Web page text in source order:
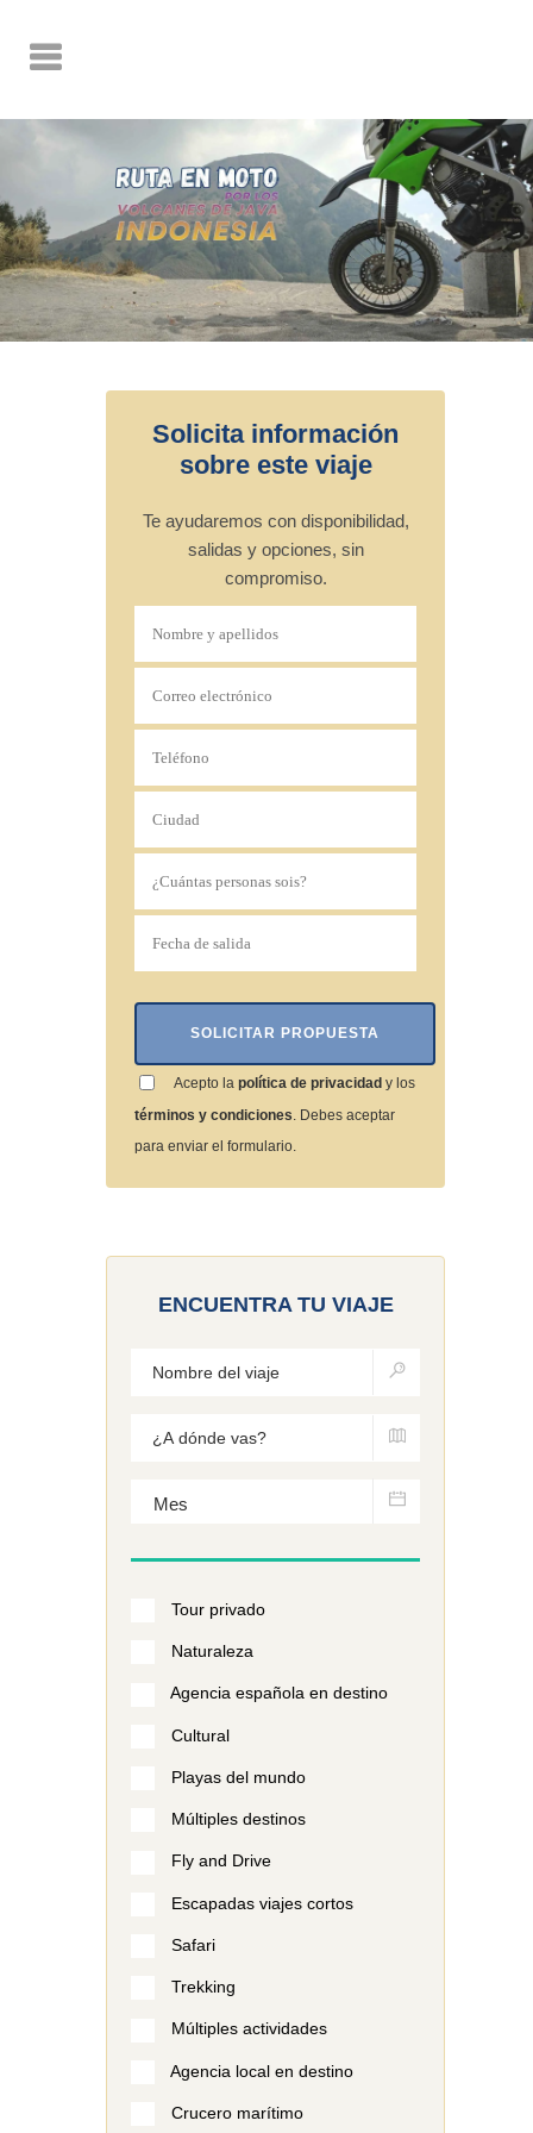
Solicita información
sobre este viaje
Te ayudaremos con disponibilidad,
salidas y opciones, sin
compromiso.
Acepto la política de privacidad y los
términos y condiciones . Debes aceptar
para enviar el formulario.
ENCUENTRA TU VIAJE
Tour privado
Naturaleza
Agencia española en destino
Cultural
Playas del mundo
Múltiples destinos
Fly and Drive
Escapadas viajes cortos
Safari
Trekking
Múltiples actividades
Agencia local en destino
Crucero marítimo